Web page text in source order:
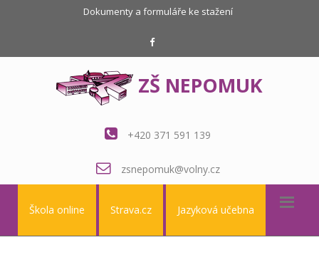
Dokumenty a formuláře ke stažení
ZŠ NEPOMUK
+420 371 591 139
zsnepomuk@volny.cz
Škola online Strava.cz Jazyková učebna